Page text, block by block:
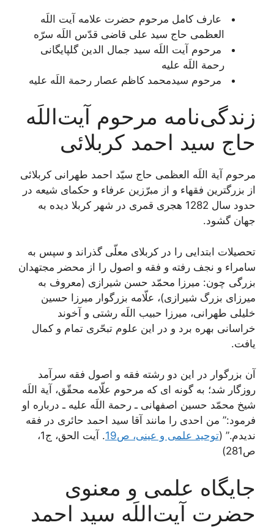
عارف کامل مرحوم حضرت علامه آیت اللَه
العظمی حاج سید علی قاضی قدّس اللَه سرّه
مرحوم آیت اللَه سید جمال الدین گلپایگانی
رحمة اللَه علیه
مرحوم سیدمحمد کاظم عصار رحمة اللَه علیه
زندگی‌نامه مرحوم آیت‌اللَه
حاج سید احمد کربلائی
مرحوم آية اللَه العظمی حاج سيّد احمد طهرانى كربلائى‏
از بزرگترین فقهاء و از مبرّزين عرفاء و حكماى شیعه در
حدود سال 1282 هجری قمری در شهر کربلا دیده به
جهان گشود.
تحصیلات ابتدایی را در کربلای معلّی گذراند و سپس به
سامراء و نجف رفته و فقه و اصول را از محضر مجتهدان
بزرگى چون: ميرزا محمّد حسن شيرازى (معروف به
ميرزاى بزرگ شیرازی)، علّامه بزرگوار ميرزا حسين
خليلى طهرانى، ميرزا حبيب اللَه رشتى و آخوند
خراسانى بهره برد و در اين علوم تبحّرى تمام و كمال
يافت.
آن بزرگوار در اين دو رشته فقه و اصول فقه سرآمد
روزگار شد؛ به‏ گونه‏ اى كه مرحوم علّامه محقّق، آية اللَه
شيخ محمّد حسين اصفهانى ـ رحمة اللَه عليه ـ درباره او
فرمود:” من احدى را مانند آقا سيد احمد حائرى در فقه
نديدم.” (توحید علمی و عینی، ص19
. آیت الحق، ج1،
ص281)
جایگاه علمی و معنوی
حضرت آیت‌اللَه سید احمد